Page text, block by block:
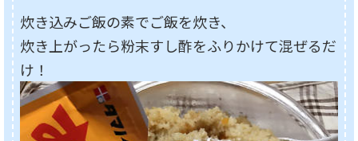
炊き込みご飯の素でご飯を炊き、
炊き上がったら粉末すし酢をふりかけて混ぜるだ
け！